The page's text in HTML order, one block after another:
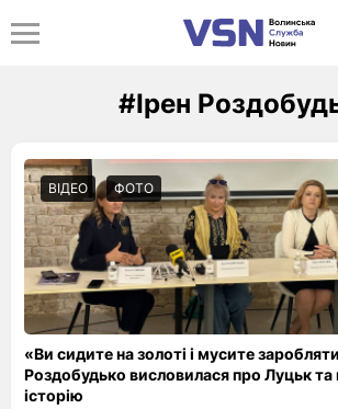
#Ірен
ВІДЕО ФОТО
«Ви сидите на золоті і мусите
Роздобудько висловилася про Луцьк та
історію